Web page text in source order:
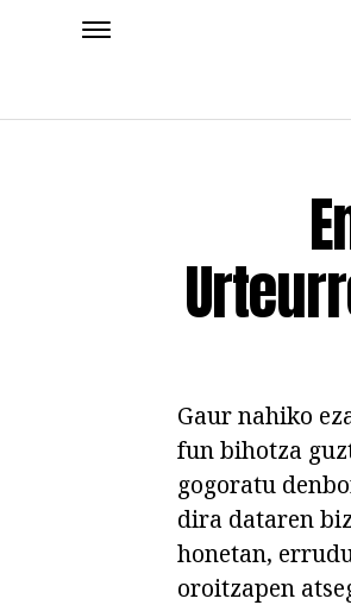
Gaur nahiko
fun bihotza
gogoratu
dira dataren
honetan,
oroitzapen